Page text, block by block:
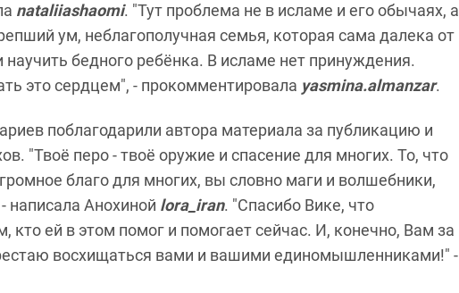
nataliiashaomi. "Тут проблема не в исламе и его обычаях, а
ум, неблагополучная семья, которая сама далека от
бедного ребёнка. В исламе нет принуждения.
это сердцем", - прокомментировала yasmina.almanzar.
поблагодарили автора материала за публикацию и
"Твоё перо - твоё оружие и спасение для многих. То, что
благо для многих, вы словно маги и волшебники,
написала Анохиной lora_iran. "Спасибо Вике, что
кто ей в этом помог и помогает сейчас. И, конечно, Вам за
восхищаться вами и вашими единомышленниками!" -